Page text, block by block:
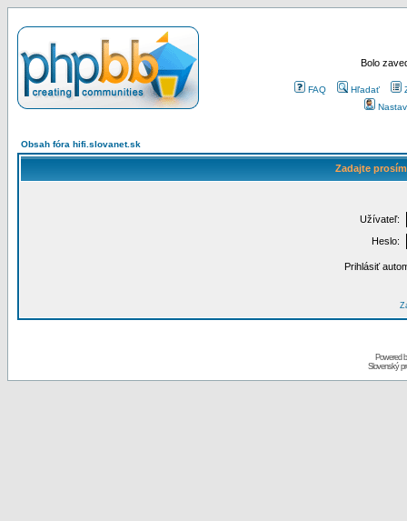
Bolo
FAQ Hľadať
Obsah fóra hifi.slovanet.sk
Zadajte
Užívateľ:
Heslo:
Prihlásiť
Powered
Slovenský